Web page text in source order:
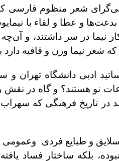
شعر منظوم فارسی که
بدعت‌ها و عطا و لقاء با
کار نیما در سر داشتند، و
که شعر نیما وزن و قافیه
ادبی دانشگاه تهران و
نو هستند؟ و گاه در نقش
در تاریخ فرهنگی که
سلایق و طبایع فردی
بلکه ساختار فساد